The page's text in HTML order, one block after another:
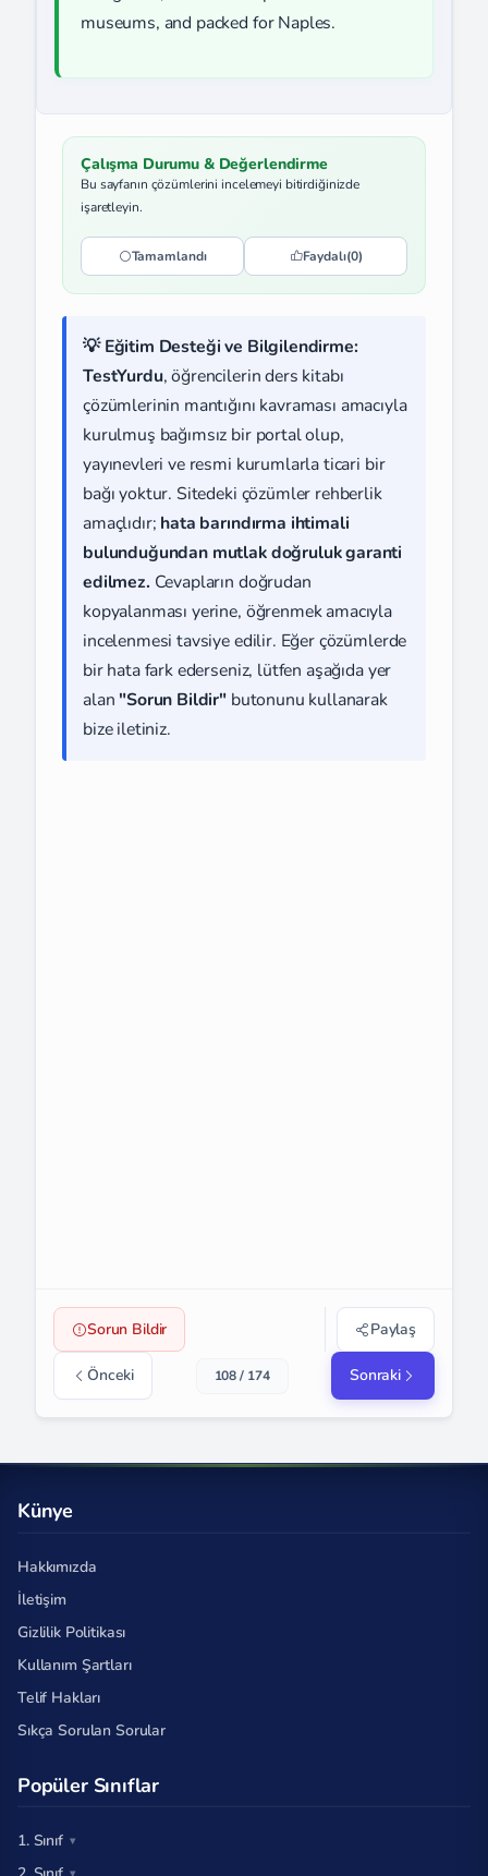
museums, and packed for Naples.
Çalışma Durumu & Değerlendirme
Bu sayfanın çözümlerini incelemeyi bitirdiğinizde
işaretleyin.
Tamamlandı Faydalı(0)
💡 Eğitim Desteği ve Bilgilendirme:
TestYurdu, öğrencilerin ders kitabı
çözümlerinin mantığını kavraması amacıyla
kurulmuş bağımsız bir portal olup,
yayınevleri ve resmi kurumlarla ticari bir
bağı yoktur. Sitedeki çözümler rehberlik
amaçlıdır; hata barındırma ihtimali
bulunduğundan mutlak doğruluk garanti
edilmez. Cevapların doğrudan
kopyalanması yerine, öğrenmek amacıyla
incelenmesi tavsiye edilir. Eğer çözümlerde
bir hata fark ederseniz, lütfen aşağıda yer
alan "Sorun Bildir" butonunu kullanarak
bize iletiniz.
Sorun Bildir Paylaş
Önceki 108 / 174 Sonraki
Künye
Hakkımızda
İletişim
Gizlilik Politikası
Kullanım Şartları
Telif Hakları
Sıkça Sorulan Sorular
Popüler Sınıflar
1. Sınıf